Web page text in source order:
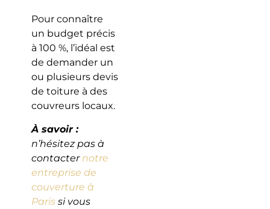
Pour connaître
un budget précis
à 100 %, l’idéal est
de demander un
ou plusieurs devis
de toiture à des
couvreurs locaux.
À savoir :
n’hésitez pas à
contacter notre
entreprise de
couverture à
Parissi vous